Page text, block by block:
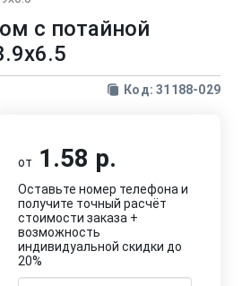
с потайной
Код: 31188-029
от 1.58 р.
Оставьте номер телефона и
получите точный расчёт
стоимости заказа +
возможность
индивидуальной скидки до
20%